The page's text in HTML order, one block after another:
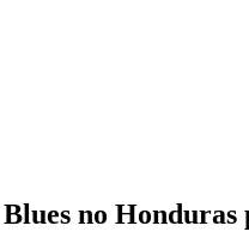
no